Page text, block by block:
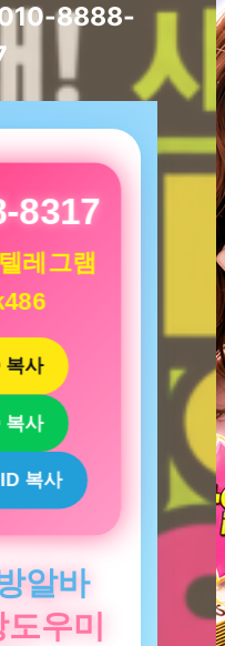
010-8888-
8317
레그램
복사
복사
복사
알바
우미